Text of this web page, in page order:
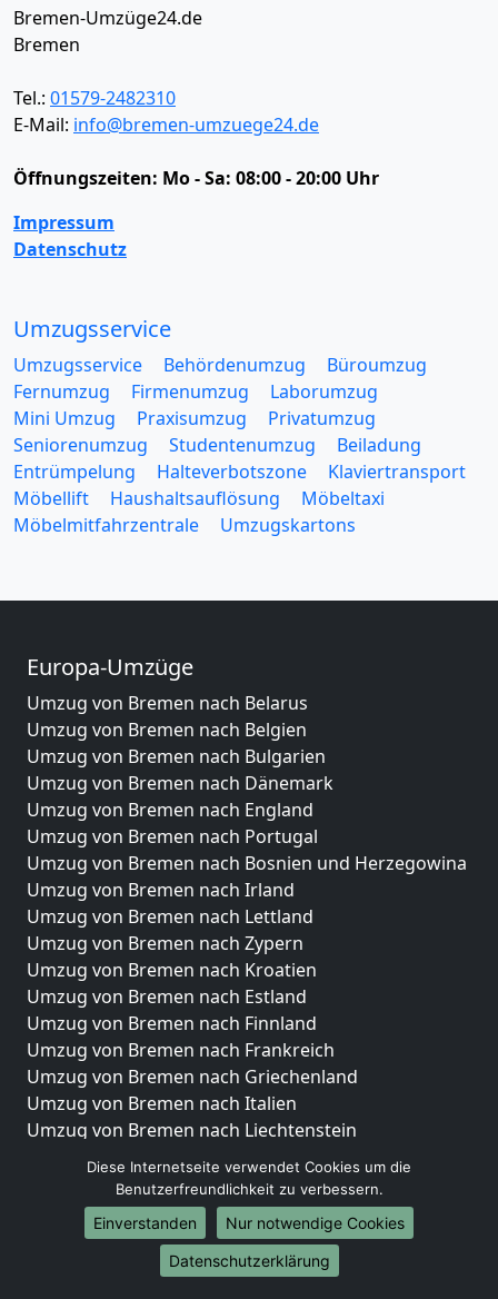
Bremen-Umzüge24.de
Bremen
Tel.: 01579-2482310
E-Mail: info@bremen-umzuege24.de
Öffnungszeiten: Mo - Sa: 08:00 - 20:00 Uhr
Impressum
Datenschutz
Umzugsservice
Umzugsservice Behördenumzug
Büroumzug
Fernumzug
Firmenumzug
Laborumzug
Mini Umzug
Praxisumzug
Privatumzug
Seniorenumzug
Studentenumzug
Beiladung
Entrümpelung
Halteverbotszone
Klaviertransport
Möbellift
Haushaltsauflösung
Möbeltaxi
Möbelmitfahrzentrale
Umzugskartons
Europa-Umzüge
Umzug von Bremen nach Belarus
Umzug von Bremen nach Belgien
Umzug von Bremen nach Bulgarien
Umzug von Bremen nach Dänemark
Umzug von Bremen nach England
Umzug von Bremen nach Portugal
Umzug von Bremen nach Bosnien und Herzegowina
Umzug von Bremen nach Irland
Umzug von Bremen nach Lettland
Umzug von Bremen nach Zypern
Umzug von Bremen nach Kroatien
Umzug von Bremen nach Estland
Umzug von Bremen nach Finnland
Umzug von Bremen nach Frankreich
Umzug von Bremen nach Griechenland
Umzug von Bremen nach Italien
Umzug von Bremen nach Liechtenstein
Umzug von Bremen nach Luxemburg
Umzug von Bremen nach Niederlande
Umzug von Bremen nach Norwegen
Umzüge-Deutschlandweit
Diese Internetseite verwendet Cookies um die
Benutzerfreundlichkeit zu verbessern.
Einverstanden
Nur notwendige Cookies
Datenschutzerklärung